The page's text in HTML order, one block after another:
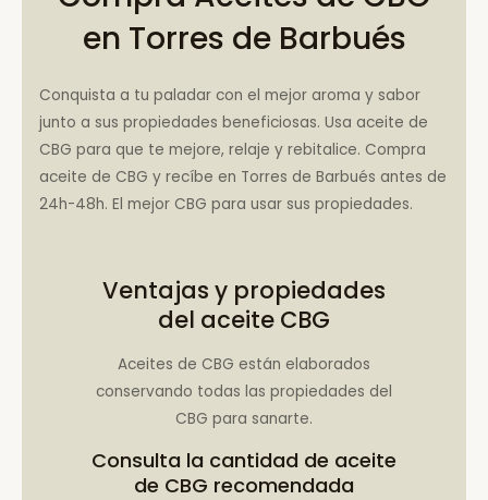
en Torres de Barbués
Conquista a tu paladar con el mejor aroma y sabor
junto a sus propiedades beneficiosas. Usa aceite de
CBG para que te mejore, relaje y rebitalice. Compra
aceite de CBG y recíbe en Torres de Barbués antes de
24h-48h. El mejor CBG para usar sus propiedades.
Ventajas y propiedades
del aceite CBG
Aceites de CBG están elaborados
conservando todas las propiedades del
CBG para sanarte.
Consulta la cantidad de aceite
de CBG recomendada